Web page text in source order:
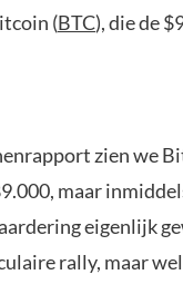
(BTC), die de
zien we
maar
eigenlijk
rally, maar